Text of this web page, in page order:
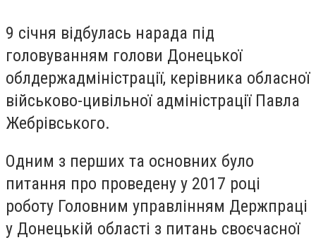
9 січня відбулась нарада під
головуванням голови Донецької
облдержадміністрації, керівника обласної
військово-цивільної адміністрації Павла
Жебрівського.
Одним з перших та основних було
питання про проведену у 2017 році
роботу Головним управлінням Держпраці
у Донецькій області з питань своєчасної